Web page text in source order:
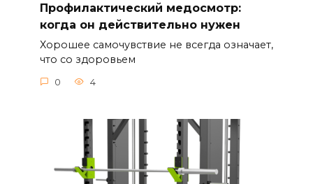
Профилактический медосмотр:
когда он действительно нужен
Хорошее самочувствие не всегда означает,
что со здоровьем
0 4